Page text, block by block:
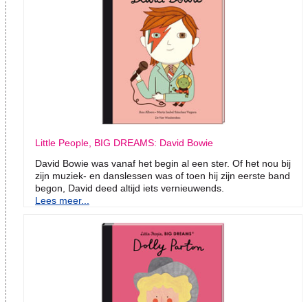
Little People, BIG DREAMS: David Bowie
David Bowie was vanaf het begin al een ster. Of het nou bij
zijn muziek- en danslessen was of toen hij zijn eerste band
begon, David deed altijd iets vernieuwends.
Lees meer...